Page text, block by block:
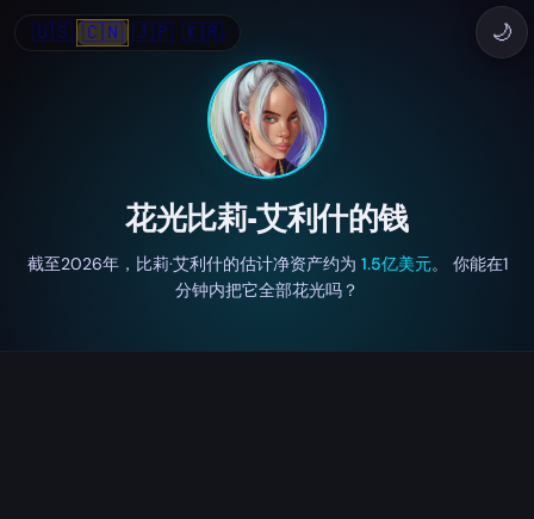
🇺🇸 🇨🇳 🇯🇵 🇰🇷 🌙
花光比莉·艾利什的钱
截至2026年，比莉·艾利什的估计净资产约为 1.5亿美元。 你能在1
分钟内把它全部花光吗？